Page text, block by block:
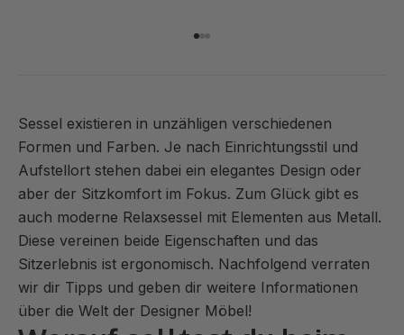
Sessel existieren in unzähligen verschiedenen
Formen und Farben. Je nach Einrichtungsstil und
Aufstellort stehen dabei ein elegantes Design oder
aber der Sitzkomfort im Fokus. Zum Glück gibt es
auch moderne Relaxsessel mit Elementen aus Metall.
Diese vereinen beide Eigenschaften und das
Sitzerlebnis ist ergonomisch. Nachfolgend verraten
wir dir Tipps und geben dir weitere Informationen
über die Welt der Designer Möbel!